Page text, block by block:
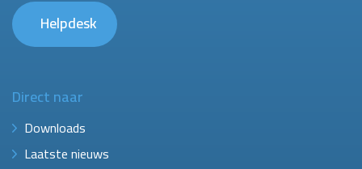
Helpdesk
Direct naar
Downloads
Laatste nieuws